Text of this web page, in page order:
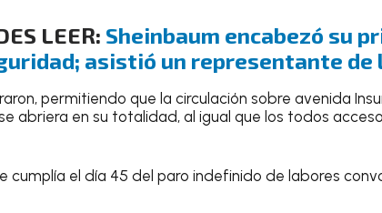
LEER: Sheinbaum encabezó su
asistió un representante de
permitiendo que la circulación sobre avenida
abriera en su totalidad, al igual que los todos
cumplía el día 45 del paro indefinido de labores